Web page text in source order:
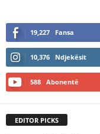
19,227 Fansa
10,376 Ndjekësit
588 Abonentë
EDITOR PICKS